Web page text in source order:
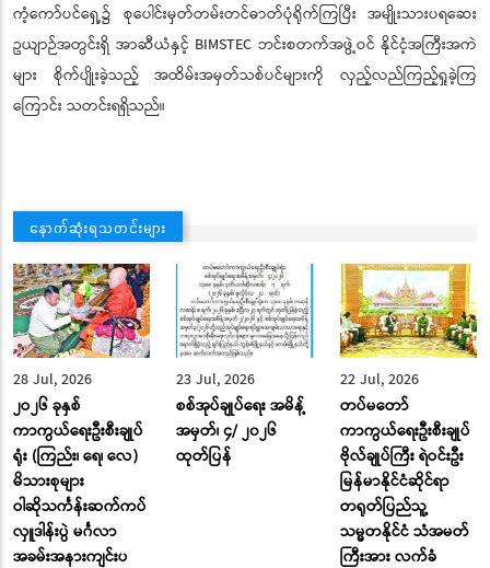
ကံ့ကော်ပင်ရှေ့၌ စုပေါင်းမှတ်တမ်းတင်ဓာတ်ပုံရိုက်ကြပြီး အမျိုးသားပရဆေး
ဥယျာဉ်အတွင်းရှိ အာဆီယံနှင့် BIMSTEC ဘင်းစတက်အဖွဲ့ဝင် နိုင်ငံ့အကြီးအကဲ
များ စိုက်ပျိုးခဲ့သည့် အထိမ်းအမှတ်သစ်ပင်များကို လှည့်လည်ကြည့်ရှုခဲ့ကြ
ကြောင်း သတင်းရရှိသည်။
နောက်ဆုံးရသတင်းများ
28 Jul, 2026
၂ဝ၂၆ ခုနှစ်
ကာကွယ်ရေးဦးစီးချုပ်
ရုံး (ကြည်း၊ ရေ၊ လေ)
မိသားစုများ
ဝါဆိုသင်္ကန်းဆက်ကပ်
လှူဒါန်းပွဲ မင်္ဂလာ
အခမ်းအနားကျင်းပ
23 Jul, 2026
စစ်အုပ်ချုပ်ရေး အမိန့်
အမှတ်၊ ၄/ ၂၀၂၆
ထုတ်ပြန်
22 Jul, 2026
တပ်မတော်
ကာကွယ်ရေးဦးစီးချုပ်
ဗိုလ်ချုပ်ကြီး ရဲဝင်းဦး
မြန်မာနိုင်ငံဆိုင်ရာ
တရုတ်ပြည်သူ့
သမ္မတနိုင်ငံ သံအမတ်
ကြီးအား လက်ခံ